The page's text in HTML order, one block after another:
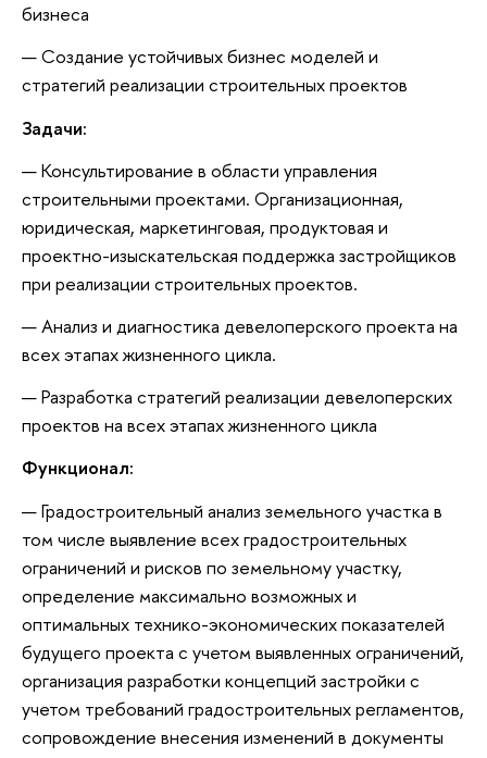
бизнеса
Создание устойчивых бизнес моделей и
стратегий реализации строительных проектов
Задачи:
Консультирование в области управления
строительными проектами. Организационная,
юридическая, маркетинговая, продуктовая и
проектно-изыскательская поддержка застройщиков
при реализации строительных проектов.
Анализ и диагностика девелоперского проекта на
всех этапах жизненного цикла.
Разработка стратегий реализации девелоперских
проектов на всех этапах жизненного цикла
Функционал:
Градостроительный анализ земельного участка в
том числе выявление всех градостроительных
ограничений и рисков по земельному участку,
определение максимально возможных и
оптимальных технико-экономических показателей
будущего проекта с учетом выявленных ограничений,
организация разработки концепций застройки с
учетом требований градостроительных регламентов,
сопровождение внесения изменений в документы